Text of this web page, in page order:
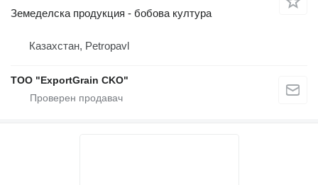
Земеделска продукция - бобова култура
Казахстан, Petropavl
TOO "ExportGrain CKO"